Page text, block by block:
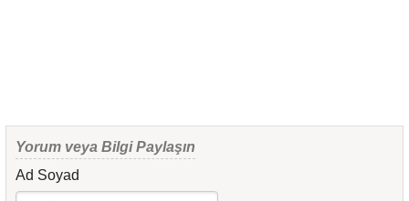
Yorum veya Bilgi Paylaşın
Ad Soyad